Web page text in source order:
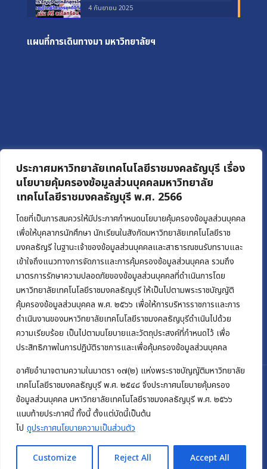
ประกาศมหาวิทยาลัยเทคโนโลยีราชมงคลธัญบุรี เรื่อง
นโยบายคุ้มครองข้อมูลส่วนบุคคลมหาวิทยาลัย
เทคโนโลยีราชมงคลธัญบุรี พ.ศ. 2566
โดยที่เป็นการสมควรให้มีประกาศกำหนดนโยบายคุ้มครองข้อมูลส่วนบุคคล
เพื่อให้บุคลากรนักศึกษา นักเรียนในสังกัดมหาวิทยาลัยเทคโนโลยีราช
มงคลธัญรี ในฐานะเจ้าของข้อมูลส่วนบุคคลและสาธารณชนรับทราบและ
เข้าใจถึงแนวทางการจัดการและการคุ้มครองข้อมูลส่วนบุคคล รวมถึง
มาตรการรักษาความปลอดภัยของข้อมูลส่วนบุคคลที่ดำเนินการโดย
มหาวิทยาลัยเทคโนโลยีราชมงคลธัญบุรี ให้เป็นไปตามพระราชบัญญัติ
คุ้มครองข้อมูลส่วนบุคคล พ.ศ. ๒๕๖๖ เพื่อให้การบริหารราชการและการ
ดำเนินงานของมหาวิทยาลัยเทคโนโลยีราชมงคลธัญบุรีดำเนินไปด้วย
ความเรียบร้อย เป็นไปตามนโยบายและวัตถุประสงค์ที่กำหนดไว้ เพื่อ
ประสิทธิภาพในการปฏิบัติราชการและเพื่อคุ้มครองข้อมูลส่วนบุคคล
อาศัยอำนาจตามความในมาตรา ๑๗(๒) แห่งพระราชบัญญัติมหาวิทยาลัย
เทคโนโลยีราชมงคลธัญบุรี พ.ศ. ๒๕๔๘ จึงประกาศนโยบายคุ้มครอง
ข้อมูลส่วนบุคคล มหาวิทยาลัยเทคโนโลยีราชมงคลธัญบุรี พ.ศ. ๒๕๖๖
แนบท้ายประกาศนี้ ทั้งนี้ ตั้งแต่บัดนี้เป็นต้น
ไป ดูประกาศนโยบายความเป็นส่วนตัว
Customize Reject All Accept All
4 กันยายน 2025
แผนที่การเดินทางมา มหาวิทยาลัยฯ
Copyright © 2022 Rajamangala University of Technology
Thanyaburi